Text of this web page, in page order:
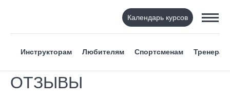
Календарь курсов
Инструкторам Любителям Спортсменам Тренерам
ОТЗЫВЫ